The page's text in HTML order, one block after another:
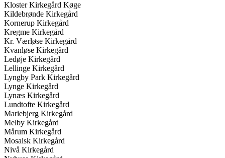
Kloster Kirkegård Køge
Kildebrønde Kirkegård
Kornerup Kirkegård
Kregme Kirkegård
Kr. Værløse Kirkegård
Kvanløse Kirkegård
Ledøje Kirkegård
Lellinge Kirkegård
Lyngby Park Kirkegård
Lynge Kirkegård
Lynæs Kirkegård
Lundtofte Kirkegård
Mariebjerg Kirkegård
Melby Kirkegård
Mårum Kirkegård
Mosaisk Kirkegård
Nivå Kirkegård